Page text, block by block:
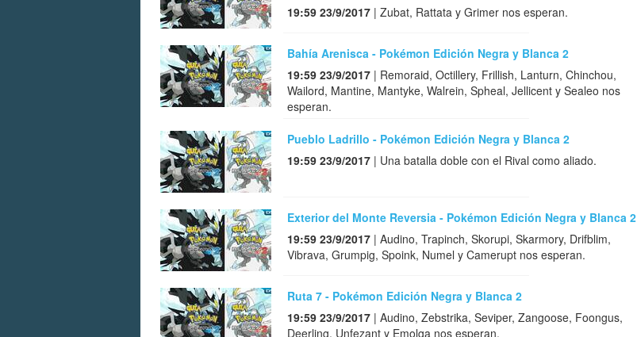
19:59 23/9/2017 | Zubat, Rattata y Grimer nos esperan.
Bahía Arenisca - Pokémon Edición Negra y Blanca 2
19:59 23/9/2017 | Remoraid, Octillery, Frillish, Lanturn, Chinchou,
Wailord, Mantine, Mantyke, Walrein, Spheal, Jellicent y Sealeo nos
esperan.
Pueblo Ladrillo - Pokémon Edición Negra y Blanca 2
19:59 23/9/2017 | Una batalla doble con el Rival como aliado.
Exterior del Monte Reversia - Pokémon Edición Negra y Blanca 2
19:59 23/9/2017 | Audino, Trapinch, Skorupi, Skarmory, Drifblim,
Vibrava, Grumpig, Spoink, Numel y Camerupt nos esperan.
Ruta 7 - Pokémon Edición Negra y Blanca 2
19:59 23/9/2017 | Audino, Zebstrika, Seviper, Zangoose, Foongus,
Deerling, Unfezant y Emolga nos esperan.